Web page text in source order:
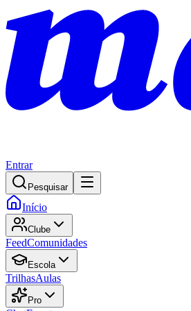
Entrar
Pesquisar
Início
Clube
FeedComunidades
Escola
TrilhasAulas
Pro